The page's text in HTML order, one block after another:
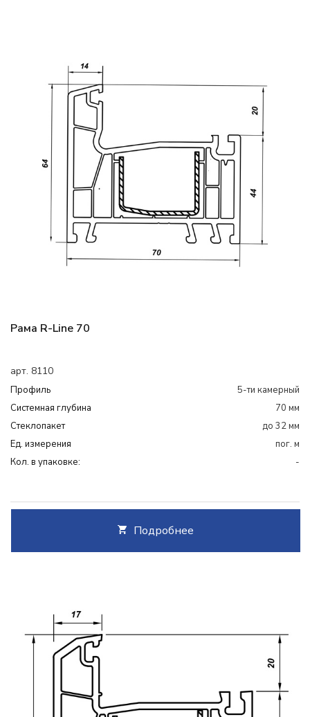
Рама R-Line 70
арт. 8110
Профиль
5-ти камерный
Системная глубина
70 мм
Cтеклопакет
до 32 мм
Ед. измерения
пог. м
Кол. в упаковке:
-
Подробнее